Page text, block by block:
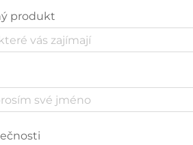
produkt